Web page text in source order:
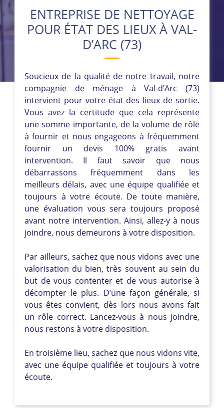
ENTREPRISE DE NETTOYAGE
POUR ÉTAT DES LIEUX À VAL-
D’ARC (73)
Soucieux de la qualité de notre travail, notre
compagnie de ménage à Val-d’Arc (73)
intervient pour votre état des lieux de sortie.
Vous avez la certitude que cela représente
une somme importante, de la volume de rôle
à fournir et nous engageons à fréquemment
fournir un devis 100% gratis avant
intervention. Il faut savoir que nous
débarrassons fréquemment dans les
meilleurs délais, avec une équipe qualifiée et
toujours à votre écoute. De toute manière,
une évaluation vous sera toujours proposé
avant notre intervention. Ainsi, allez-y à nous
joindre, nous demeurons à votre disposition.
Par ailleurs, sachez que nous vidons avec une
valorisation du bien, très souvent au sein du
but de vous contenter et de vous autorise à
décompter le plus. D’une façon générale, si
vous êtes convient, dès lors nous avons fait
un rôle correct. Lancez-vous à nous joindre,
nous restons à votre disposition.
En troisième lieu, sachez que nous vidons vite,
avec une équipe qualifiée et toujours à votre
écoute.